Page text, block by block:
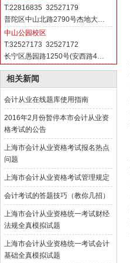
T:22816835 32527179
普陀区中山北路2790号杰地大…
中山公园校区
T:32527173 32527172
长宁区愚园路1250号(安西路4…
相关新闻
会计从业在线题库使用指南
2016年2月份暂停本市会计从业资
格考试的公告
上海市会计从业资格考试报名热点
问题
上海市会计从业资格考试管理规定
会计考试的答题技巧（教你几招）
上海市会计从业资格统一考试财经
法规全真模拟试题
上海市会计从业资格统一考试会计
基础全真模拟试题